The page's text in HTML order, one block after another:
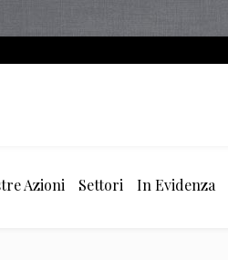
Azioni Settori In Evidenza